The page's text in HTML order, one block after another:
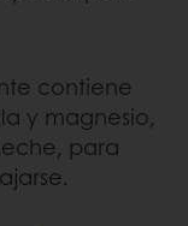
contiene
y magnesio,
para